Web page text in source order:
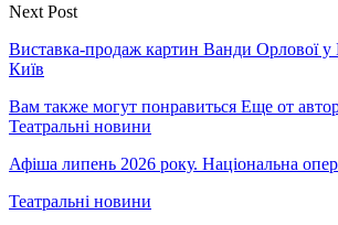
Next Post
Виставка-продаж картин Ванди Орлової
Київ
Вам также могут понравиться Еще от
Театральні новини
Афіша липень 2026 року. Національна
Театральні новини